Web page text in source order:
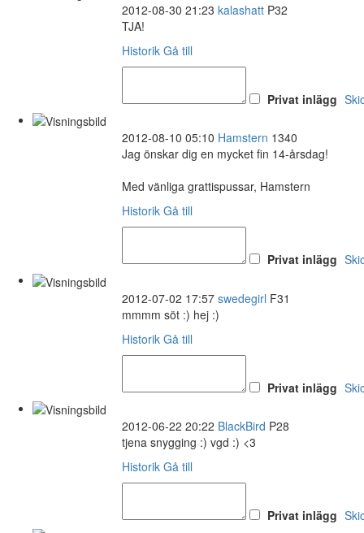
2012-08-30 21:23 kalashatt P32
TJA!
Historik Gå till
Privat inlägg
2012-08-10 05:10 Hamstern 1340
Jag önskar dig en mycket fin 14-årsdag!
Med vänliga grattispussar, Hamstern
Historik Gå till
Privat inlägg
2012-07-02 17:57 swedegirl F31
mmmm söt :) hej :)
Historik Gå till
Privat inlägg
2012-06-22 20:22 BlackBird P28
tjena snygging :) vgd :) <3
Historik Gå till
Privat inlägg